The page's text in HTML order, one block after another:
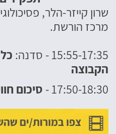
שרון קייזר-הלר,
מרכז הורשת.
15:55-17:35 - סדנה:
הקבוצה
17:50-18:30 - סיכום